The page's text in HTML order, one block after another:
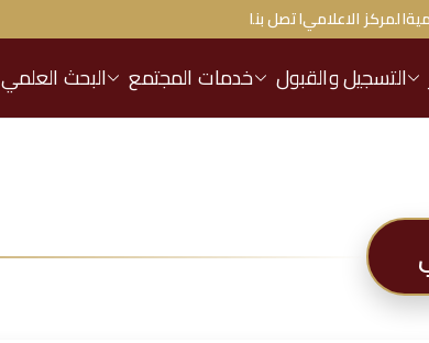
المركز الاعلامياتصل بنا
التسجيل والقبول خدمات المجتمع البحث العلمي